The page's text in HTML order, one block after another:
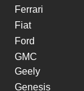
Ferrari
Fiat
Ford
GMC
Geely
Genesis